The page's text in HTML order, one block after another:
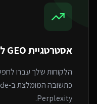
אסטרטגיית GEO ל
Perplexity.